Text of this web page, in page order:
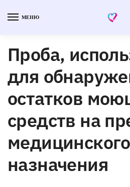
МЕНЮ
Проба,
для
остатков
средств на
медицинского
назначения